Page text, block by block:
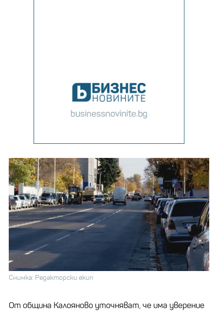
Снимка: Редакторски екип
От община Калояново уточняват, че има уверение